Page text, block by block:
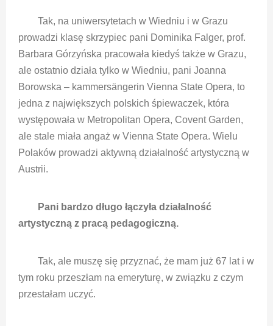
Tak, na uniwersytetach w Wiedniu i w Grazu
prowadzi klasę skrzypiec pani Dominika Falger, prof.
Barbara Górzyńska pracowała kiedyś także w Grazu,
ale ostatnio działa tylko w Wiedniu, pani Joanna
Borowska – kammersängerin Vienna State Opera, to
jedna z największych polskich śpiewaczek, która
występowała w Metropolitan Opera, Covent Garden,
ale stale miała angaż w Vienna State Opera. Wielu
Polaków prowadzi aktywną działalność artystyczną w
Austrii.
Pani bardzo długo łączyła działalność
artystyczną z pracą pedagogiczną.
Tak, ale muszę się przyznać, że mam już 67 lat i w
tym roku przeszłam na emeryturę, w związku z czym
przestałam uczyć.